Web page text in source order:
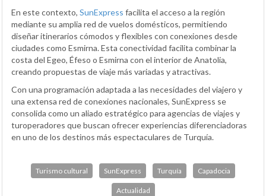
En este contexto, SunExpress facilita el acceso a la región
mediante su amplia red de vuelos domésticos, permitiendo
diseñar itinerarios cómodos y flexibles con conexiones desde
ciudades como Esmirna. Esta conectividad facilita combinar la
costa del Egeo, Éfeso o Esmirna con el interior de Anatolia,
creando propuestas de viaje más variadas y atractivas.
Con una programación adaptada a las necesidades del viajero y
una extensa red de conexiones nacionales, SunExpress se
consolida como un aliado estratégico para agencias de viajes y
turoperadores que buscan ofrecer experiencias diferenciadoras
en uno de los destinos más espectaculares de Turquía.
Turismo cultural SunExpress Turquía Capadocia
Actualidad